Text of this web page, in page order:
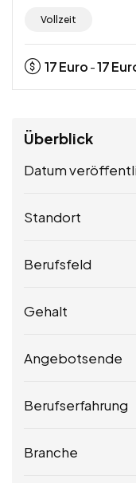
Vollzeit
17Euro -17
Überblick
Datum
Standort
Berufsfeld
Gehalt
Angebotsende
Berufserfahrung
Branche